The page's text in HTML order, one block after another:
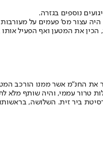
נוספים בגזרה.
העממית בגזרת רמאללה, בעברו היה
את המטען ואף הפעיל
של החזית העממית באוניברסיטת ביר